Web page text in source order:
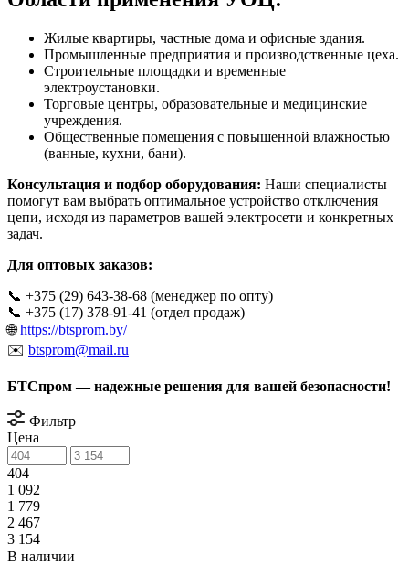
Жилые квартиры, частные дома и офисные здания.
Промышленные предприятия и производственные цеха.
Строительные площадки и временные
электроустановки.
Торговые центры, образовательные и медицинские
учреждения.
Общественные помещения с повышенной влажностью
(ванные, кухни, бани).
Консультация и подбор оборудования: Наши специалисты
помогут вам выбрать оптимальное устройство отключения
цепи, исходя из параметров вашей электросети и конкретных
задач.
Для оптовых заказов:
📞 +375 (29) 643-38-68 (менеджер по опту)
📞 +375 (17) 378-91-41 (отдел продаж)
🌐https://btsprom.by/
✉️ btsprom@mail.ru
БТСпром — надежные решения для вашей безопасности!
Фильтр
Цена
404
1 092
1 779
2 467
3 154
В наличии